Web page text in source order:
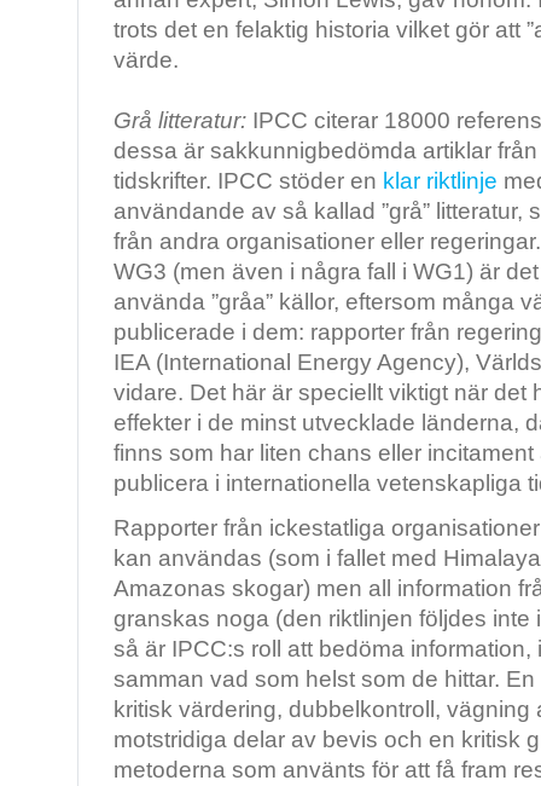
trots det en felaktig historia vilket gör att
värde.
Grå litteratur: IPCC citerar 18000
dessa är sakkunnigbedömda artiklar
tidskrifter. IPCC stöder en klar riktlinje
användande av så kallad ”grå” litteratur,
från andra organisationer eller
WG3 (men även i några fall i WG1) är
använda ”gråa” källor, eftersom många
publicerade i dem: rapporter från
IEA (International Energy Agency),
vidare. Det här är speciellt viktigt när det
effekter i de minst utvecklade länderna,
finns som har liten chans eller
publicera i internationella vetenskapliga
Rapporter från ickestatliga
kan användas (som i fallet med
Amazonas skogar) men all information
granskas noga (den riktlinjen följdes inte
så är IPCC:s roll att bedöma information,
samman vad som helst som de hittar.
kritisk värdering, dubbelkontroll, vägning
motstridiga delar av bevis och en kritisk
metoderna som använts för att få fram